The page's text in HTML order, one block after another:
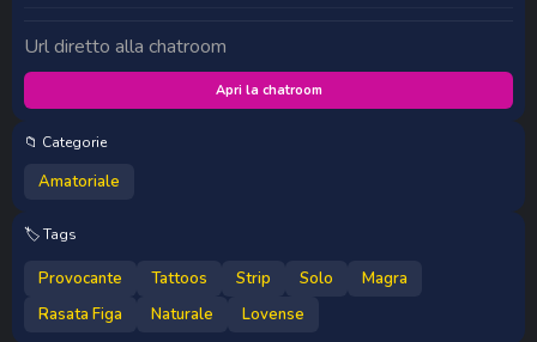
Url diretto alla chatroom
Apri la chatroom
📁 Categorie
Amatoriale
🏷️ Tags
Provocante Tattoos Strip Solo
Magra
Rasata Figa
Naturale Lovense